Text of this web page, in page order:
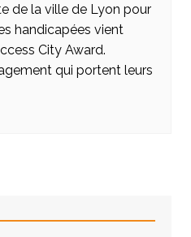
de la ville de Lyon pour
handicapées vient
City Award.
qui portent leurs